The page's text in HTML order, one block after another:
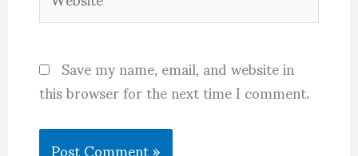
Save my name, email, and website in
this browser for the next time I comment.